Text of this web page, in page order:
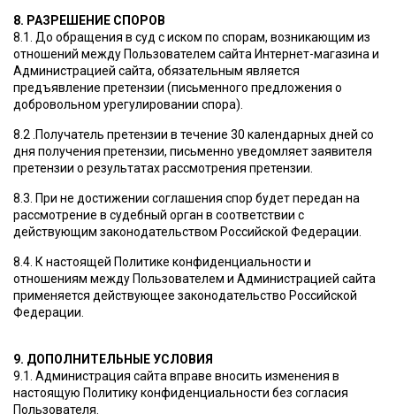
8. РАЗРЕШЕНИЕ СПОРОВ
8.1. До обращения в суд с иском по спорам, возникающим из
отношений между Пользователем сайта Интернет-магазина и
Администрацией сайта, обязательным является
предъявление претензии (письменного предложения о
добровольном урегулировании спора).
8.2 .Получатель претензии в течение 30 календарных дней со
дня получения претензии, письменно уведомляет заявителя
претензии о результатах рассмотрения претензии.
8.3. При не достижении соглашения спор будет передан на
рассмотрение в судебный орган в соответствии с
действующим законодательством Российской Федерации.
8.4. К настоящей Политике конфиденциальности и
отношениям между Пользователем и Администрацией сайта
применяется действующее законодательство Российской
Федерации.
9. ДОПОЛНИТЕЛЬНЫЕ УСЛОВИЯ
9.1. Администрация сайта вправе вносить изменения в
настоящую Политику конфиденциальности без согласия
Пользователя.